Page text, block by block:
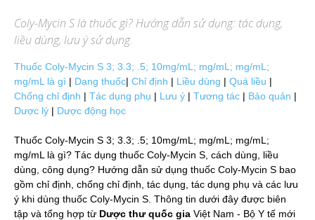
Coly-Mycin Slà thuốc gì? Hướng dẫn sử dụng: tác dụng,
liều dùng, lưu ý sử dụng.
Thuốc Coly-Mycin S 3; 3.3; .5; 10mg/mL; mg/mL; mg/mL;
mg/mL là gì | Dạng thuốc| Chỉ định | Liều dùng | Quá liều |
Chống chỉ định | Tác dụng phụ | Lưu ý | Tương tác | Bảo quản |
Dược lý | Dược động học
Thuốc Coly-Mycin S 3; 3.3; .5; 10mg/mL; mg/mL; mg/mL;
mg/mL là gì? Tác dụng thuốc Coly-Mycin S, cách dùng, liều
dùng, công dụng? Hướng dẫn sử dụng thuốc Coly-Mycin S bao
gồm chỉ định, chống chỉ định, tác dụng, tác dụng phụ và các lưu
ý khi dùng thuốc Coly-Mycin S. Thông tin dưới đây được biên
tập và tổng hợp từ Dược thư quốc gia Việt Nam - Bộ Y tế mới